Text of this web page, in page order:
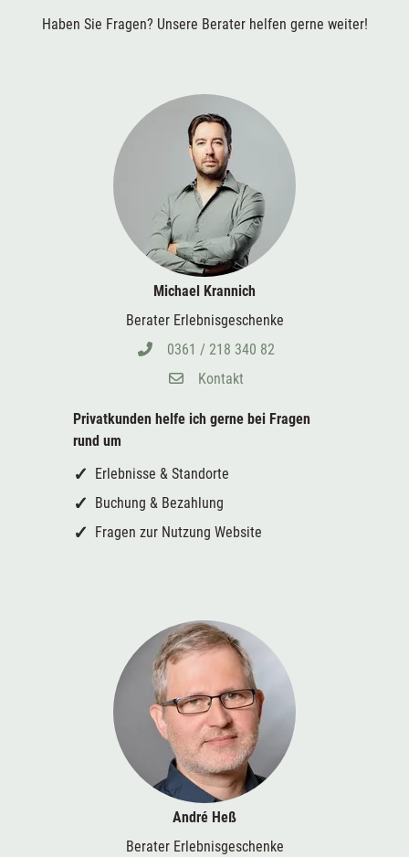
Haben Sie Fragen? Unsere Berater helfen gerne weiter!
Michael Krannich
Berater Erlebnisgeschenke
0361 / 218 340 82
Kontakt
Privatkunden helfe ich gerne bei Fragen
rund um
Erlebnisse & Standorte
Buchung & Bezahlung
Fragen zur Nutzung Website
André Heß
Berater Erlebnisgeschenke